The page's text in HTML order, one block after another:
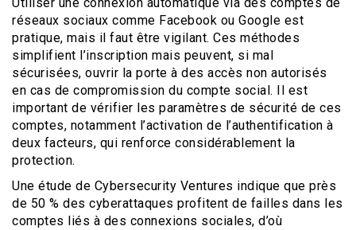
réseaux sociaux comme Facebook ou Google est
pratique, mais il faut être vigilant. Ces méthodes
simplifient l’inscription mais peuvent, si mal
sécurisées, ouvrir la porte à des accès non autorisés
en cas de compromission du compte social. Il est
important de vérifier les paramètres de sécurité de ces
comptes, notamment l’activation de l’authentification à
deux facteurs, qui renforce considérablement la
protection.
Une étude de Cybersecurity Ventures indique que près
de 50 % des cyberattaques profitent de failles dans les
comptes liés à des connexions sociales, d’où